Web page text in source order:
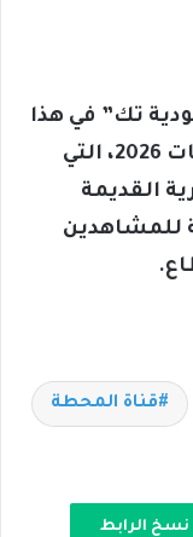
تك” في هذا
التقرير تردد قناة المحطة نايل سات 2026، التي
القديمة
للمشاهدين
قناة المحطة
نسخ الرابط